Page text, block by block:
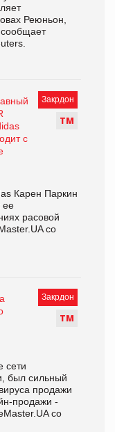
Реюньон,
Закрдон
ТМ
с
Карен Паркин
ее
расовой
со
Закрдон
ТМ
сети
был сильный
продажи
продажи -
со